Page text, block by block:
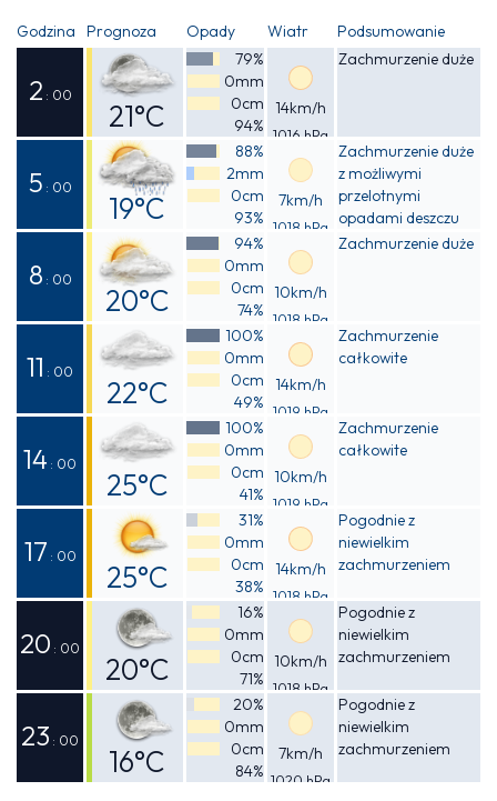
Godzina Prognoza Opady Wiatr Podsumowanie
2 : 00
21°C
Odczuwalna
22°C
79%
0mm
0cm
94%
14km/h
1016 hPa
Zachmurzenie duże
5 : 00
19°C
Odczuwalna
19°C
88%
2mm
0cm
93%
7km/h
1018 hPa
Zachmurzenie duże
z możliwymi
przelotnymi
opadami deszczu
8 : 00
20°C
Odczuwalna
20°C
94%
0mm
0cm
74%
10km/h
1018 hPa
Zachmurzenie duże
11 : 00
22°C
Odczuwalna
22°C
100%
0mm
0cm
49%
14km/h
1019 hPa
Zachmurzenie
całkowite
14 : 00
25°C
Odczuwalna
24°C
100%
0mm
0cm
41%
10km/h
1019 hPa
Zachmurzenie
całkowite
17 : 00
25°C
Odczuwalna
25°C
31%
0mm
0cm
38%
14km/h
1018 hPa
Pogodnie z
niewielkim
zachmurzeniem
20 : 00
20°C
Odczuwalna
20°C
16%
0mm
0cm
71%
10km/h
1018 hPa
Pogodnie z
niewielkim
zachmurzeniem
23 : 00
16°C
20%
0mm
0cm
84%
7km/h
1020 hPa
Pogodnie z
niewielkim
zachmurzeniem